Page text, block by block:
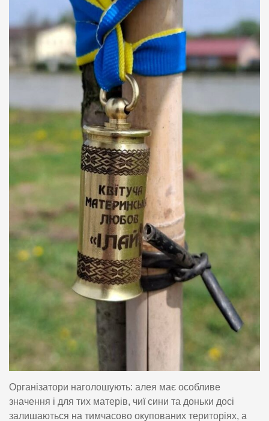
Організатори наголошують: алея має особливе
значення і для тих матерів, чиї сини та доньки досі
залишаються на тимчасово окупованих територіях, а